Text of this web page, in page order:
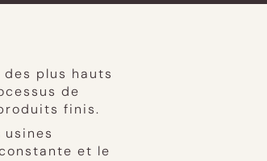
plus hauts
de
finis.
et le